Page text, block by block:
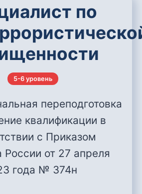
по
5-6 уровень
переподготовка
квалификации в
с Приказом
от 27 апреля
года № 374н